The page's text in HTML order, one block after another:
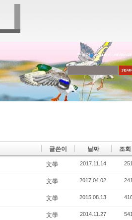
한국어
글쓴이 날짜 조
文學 2017.11.14 251
文學 2017.04.02 241
文學 2015.08.13
文學 2014.11.27 541